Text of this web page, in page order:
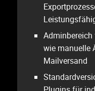
wie manuelle
Mailversand